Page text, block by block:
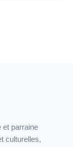
et parraine
culturelles,